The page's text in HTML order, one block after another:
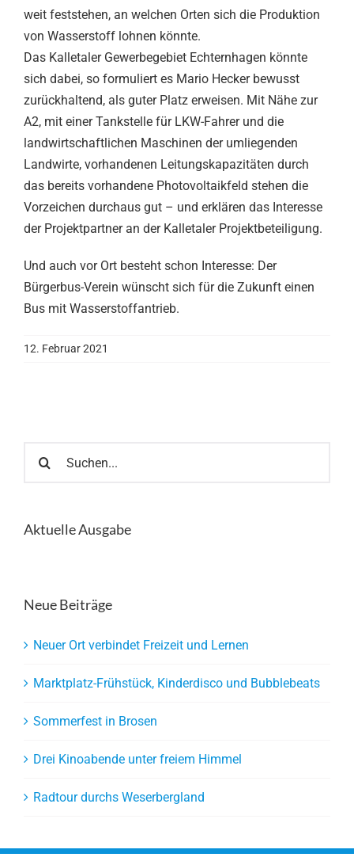
weit feststehen, an welchen Orten sich die Produktion
von Wasserstoff lohnen könnte.
Das Kalletaler Gewerbegebiet Echternhagen könnte
sich dabei, so formuliert es Mario Hecker bewusst
zurückhaltend, als guter Platz erweisen. Mit Nähe zur
A2, mit einer Tankstelle für LKW-Fahrer und die
landwirtschaftlichen Maschinen der umliegenden
Landwirte, vorhandenen Leitungskapazitäten durch
das bereits vorhandene Photovoltaikfeld stehen die
Vorzeichen durchaus gut – und erklären das Interesse
der Projektpartner an der Kalletaler Projektbeteiligung.
Und auch vor Ort besteht schon Interesse: Der
Bürgerbus-Verein wünscht sich für die Zukunft einen
Bus mit Wasserstoffantrieb.
12. Februar 2021
nach:
Aktuelle Ausgabe
Neue Beiträge
Neuer Ort verbindet Freizeit und Lernen
Marktplatz-Frühstück, Kinderdisco und Bubblebeats
Sommerfest in Brosen
Drei Kinoabende unter freiem Himmel
Radtour durchs Weserbergland